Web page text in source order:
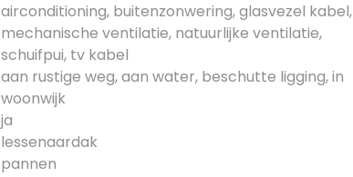
airconditioning, buitenzonwering, glasvezel kabel,
mechanische ventilatie, natuurlijke ventilatie,
schuifpui, tv kabel
aan rustige weg, aan water, beschutte ligging, in
woonwijk
ja
lessenaardak
pannen